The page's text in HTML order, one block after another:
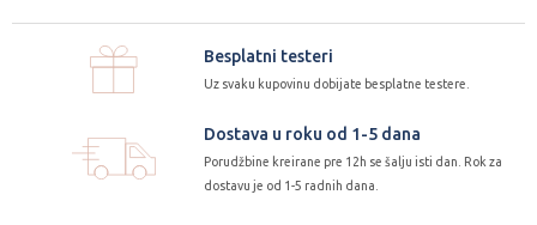
Besplatni testeri
Uz svaku kupovinu dobijate besplatne testere.
Dostava u roku od 1-5 dana
Porudžbine kreirane pre 12h se šalju isti dan. Rok za
dostavu je od 1-5 radnih dana.